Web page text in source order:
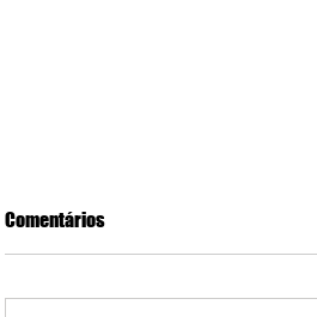
Comentários